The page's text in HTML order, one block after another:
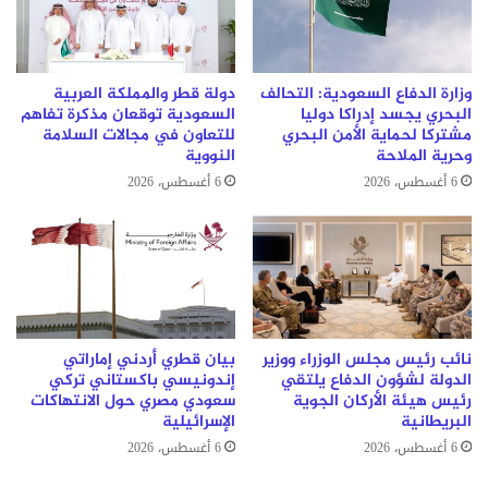
قيس
العزيز
الدوري
وزارة الدفاع السعودية: التحالف
البحري يجسد إدراكا دوليا
مشتركا لحماية الأمن البحري
وحرية الملاحة
6 أغسطس، 2026
دولة قطر والمملكة العربية
السعودية توقعان مذكرة تفاهم
للتعاون في مجالات السلامة
النووية
6 أغسطس، 2026
نائب رئيس مجلس الوزراء ووزير
الدولة لشؤون الدفاع يلتقي
رئيس هيئة الأركان الجوية
البريطانية
6 أغسطس، 2026
بيان قطري أردني إماراتي
إندونيسي باكستاني تركي
سعودي مصري حول الانتهاكات
الإسرائيلية
6 أغسطس، 2026